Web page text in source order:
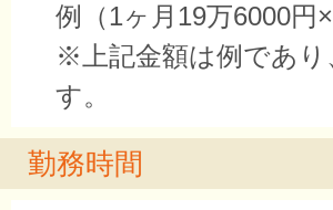
例（1ヶ月19万6000円
※上記金額は例であ
す。
勤務時間